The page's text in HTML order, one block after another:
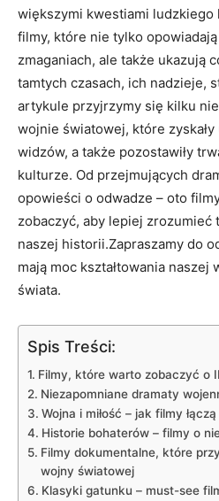
większymi kwestiami ludzkiego
filmy, które nie tylko
zmaganiach, ale także ukazują
tamtych czasach, ich nadzieje,
artykule przyjrzymy się kilku
wojnie światowej, które
widzów, a także pozostawiły
kulturze. Od przejmujących
opowieści o odwadze – oto
zobaczyć, aby lepiej zrozumieć
naszej historii.Zapraszamy do
mają moc kształtowania
świata.
Spis Treści:
Filmy, które warto zobaczyć o
Niezapomniane dramaty
Wojna i miłość – jak filmy
Historie bohaterów – filmy o
Filmy dokumentalne, które
wojny światowej
Klasyki gatunku – must-see